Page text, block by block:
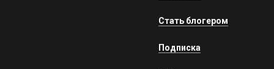
Стать блогером
Подписка